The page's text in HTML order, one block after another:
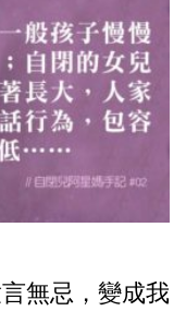
無忌，變成我